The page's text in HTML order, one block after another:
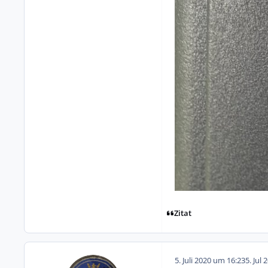
Zitat
5. Juli 2020 um 16:235. Jul